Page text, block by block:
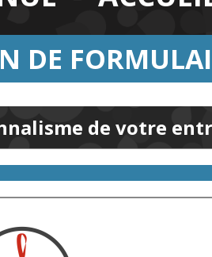
DE
de votre